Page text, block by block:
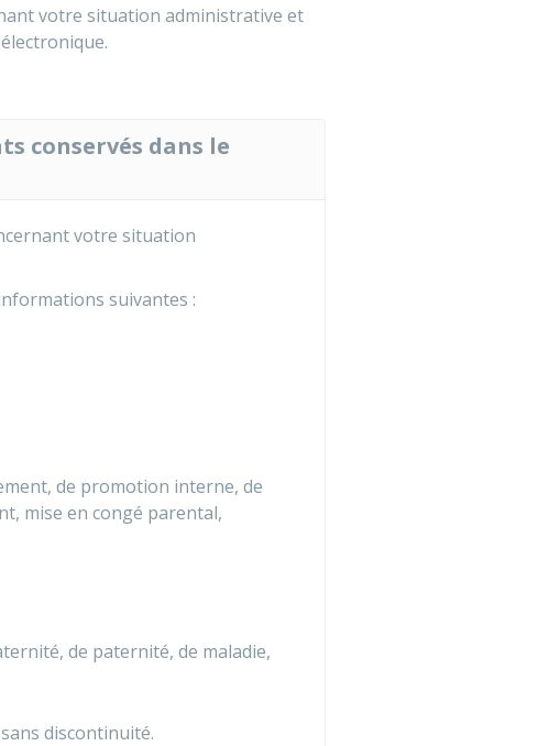
votre situation administrative et
conservés dans le
votre situation
suivantes :
de promotion interne, de
mise en congé parental,
de paternité, de maladie,
discontinuité.